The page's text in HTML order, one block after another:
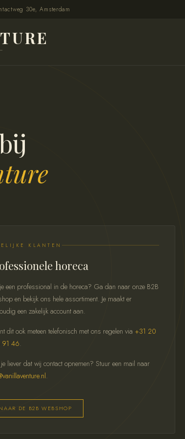
30e, Amsterdam
KLANTEN
horeca
een professional in de horeca? Ga dan naar onze B2B
en bekijk ons hele assortiment. Je maakt er
een zakelijk account aan.
dit ook meteen telefonisch met ons regelen via +31 20
46.
liever dat wij contact opnemen? Stuur een mail naar
.
DE B2B WEBSHOP